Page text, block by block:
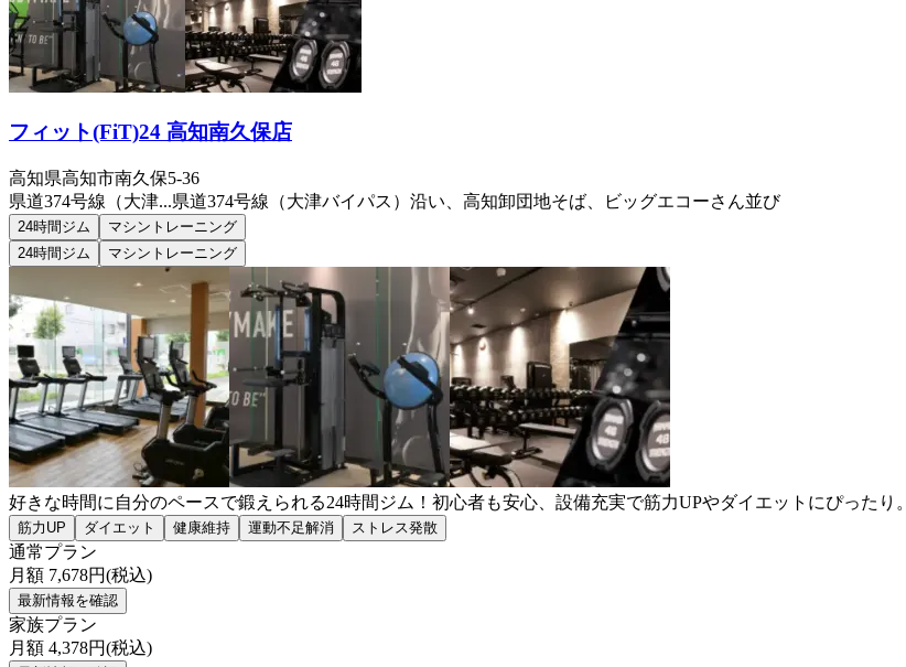
フィット(FiT)24 高知南久保店
高知県高知市南久保5-36
県道374号線（大津...県道374号線（大津バイパス）沿い、高知卸団地そば、ビッグエコーさん並び
24時間ジム
マシントレーニング
24時間ジム
マシントレーニング
好きな時間に自分のペースで鍛えられる24時間ジム！初心者も安心、設備充実で筋力UPやダイエットにぴったり。
筋力UP ダイエット 健康維持 運動不足解消 ストレス発散
通常プラン
月額 7,678円(税込)
最新情報を確認
家族プラン
月額 4,378円(税込)